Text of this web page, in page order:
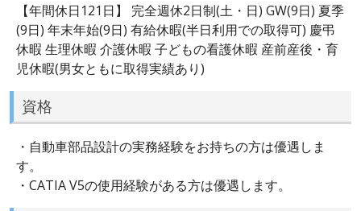
【年間休日121日】 完全週休2日制(土・日) GW(9日) 夏季
(9日) 年末年始(9日) 有給休暇(半日利用での取得可) 慶弔
休暇 生理休暇 介護休暇 子どもの看護休暇 産前産後・育
児休暇(男女ともに取得実績あり)
資格
・自動車部品設計の実務経験をお持ちの方は優遇しま
す。
・CATIA V5の使用経験がある方は優遇します。